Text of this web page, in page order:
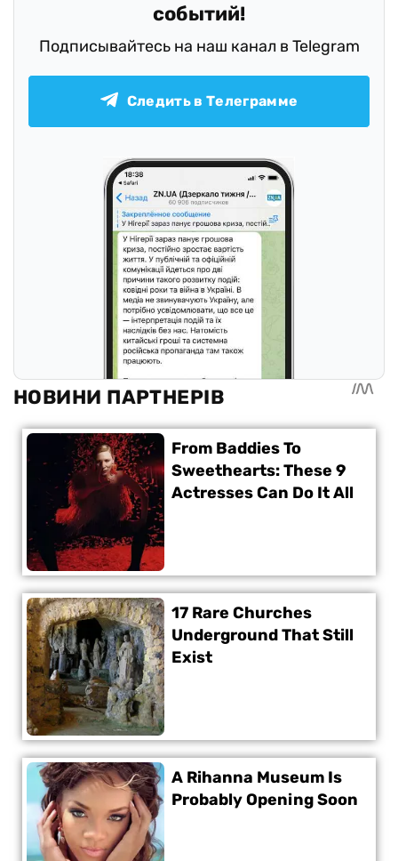
событий!
Подписывайтесь на наш канал в Telegram
Следить в Телеграмме